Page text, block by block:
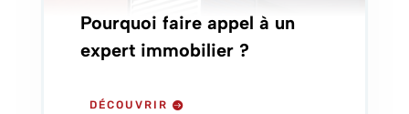
Pourquoi faire appel à un
expert immobilier ?
DÉCOUVRIR